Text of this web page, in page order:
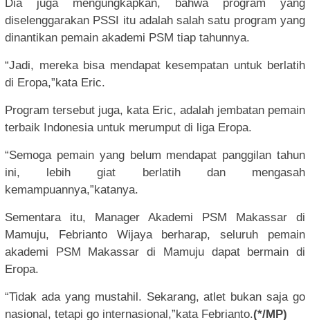
Dia juga mengungkapkan, bahwa program yang
diselenggarakan PSSI itu adalah salah satu program yang
dinantikan pemain akademi PSM tiap tahunnya.
“Jadi, mereka bisa mendapat kesempatan untuk berlatih
di Eropa,”kata Eric.
Program tersebut juga, kata Eric, adalah jembatan pemain
terbaik Indonesia untuk merumput di liga Eropa.
“Semoga pemain yang belum mendapat panggilan tahun
ini, lebih giat berlatih dan mengasah
kemampuannya,”katanya.
Sementara itu, Manager Akademi PSM Makassar di
Mamuju, Febrianto Wijaya berharap, seluruh pemain
akademi PSM Makassar di Mamuju dapat bermain di
Eropa.
“Tidak ada yang mustahil. Sekarang, atlet bukan saja go
nasional, tetapi go internasional,”kata Febrianto.(*/MP)